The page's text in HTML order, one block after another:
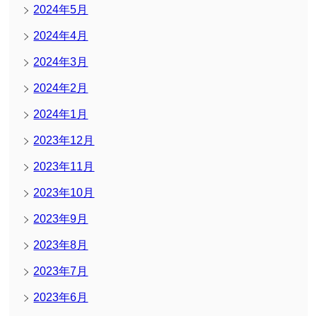
2024年5月
2024年4月
2024年3月
2024年2月
2024年1月
2023年12月
2023年11月
2023年10月
2023年9月
2023年8月
2023年7月
2023年6月